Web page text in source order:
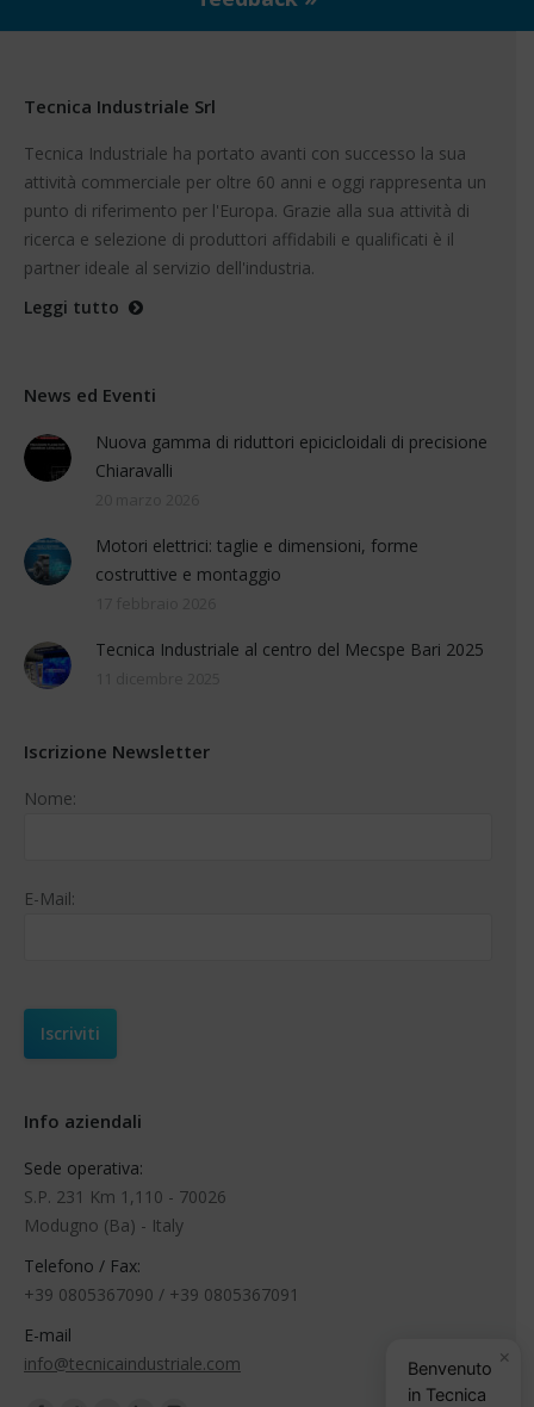
Tecnica Industriale Srl
Tecnica Industriale ha portato avanti con successo la sua
attività commerciale per oltre 60 anni e oggi rappresenta un
punto di riferimento per l'Europa. Grazie alla sua attività di
ricerca e selezione di produttori affidabili e qualificati è il
partner ideale al servizio dell'industria.
Leggi tutto
News ed Eventi
Nuova gamma di riduttori epicicloidali di precisione
Chiaravalli
Motori elettrici: taglie e dimensioni, forme
costruttive e montaggio
Tecnica Industriale al centro del Mecspe Bari 2025
Iscrizione Newsletter
Nome:
E-Mail:
Info aziendali
Sede operativa:
S.P. 231 Km 1,110 - 70026
Modugno (Ba) - Italy
Telefono / Fax:
+39 0805367090 / +39 0805367091
E-mail
info@tecnicaindustriale.com
×
Benvenuto
in Tecnica